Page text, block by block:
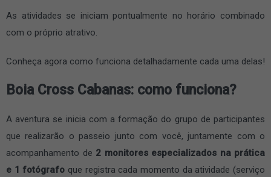
As atividades se iniciam pontualmente no horário combinado
com o próprio atrativo.
Conheça agora como funciona detalhadamente cada uma delas!
Boia Cross Cabanas: como funciona?
A aventura se inicia com a formação do grupo de participantes
que realizarão o passeio junto com você, juntamente com o
acompanhamento de 2 monitores especializados na prática
e 1 fotógrafo que registra cada momento da atividade (serviço